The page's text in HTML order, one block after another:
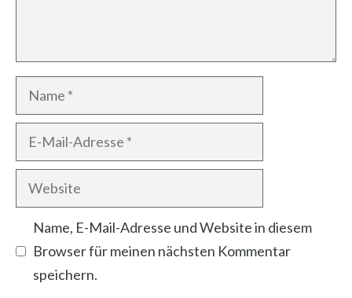
Name
Mail-
Adresse
Website
Name, E-Mail-Adresse und Website in diesem
Browser für meinen nächsten Kommentar
speichern.